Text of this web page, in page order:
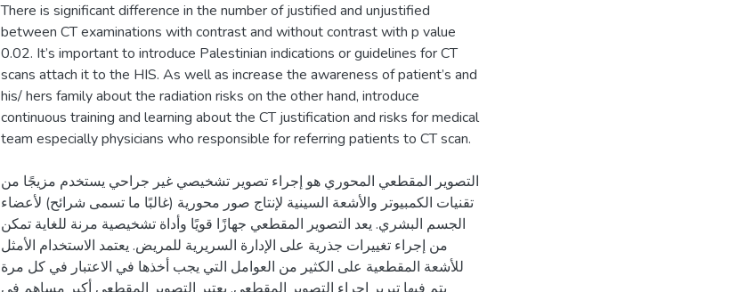
There is significant difference in the number of justified and unjustified
between CT examinations with contrast and without contrast with p value
0.02. It’s important to introduce Palestinian indications or guidelines for CT
scans attach it to the HIS. As well as increase the awareness of patient’s and
his/ hers family about the radiation risks on the other hand, introduce
continuous training and learning about the CT justification and risks for medical
التصوير المقطعي المحوري هو إجراء تصوير تشخيصي غير جراحي يستخدم مزيجًا من
تقنيات الكمبيوتر والأشعة السينية لإنتاج صور محورية (غالبًا ما تسمى شرائح) لأعضاء
الجسم البشري. يعد التصوير المقطعي جهازًا قويًا وأداة تشخيصية مرنة للغاية تمكن
من إجراء تغييرات جذرية على الإدارة السريرية للمريض. يعتمد الاستخدام الأمثل
للأشعة المقطعية على الكثير من العوامل التي يجب أخذها في الاعتبار في كل مرة